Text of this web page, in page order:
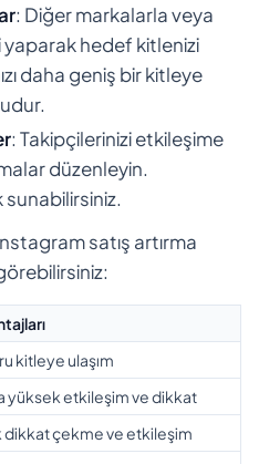
: Diğer markalarla veya
hedef kitlenizi
daha geniş bir kitleye
: Takipçilerinizi etkileşime
düzenleyin.
satış artırma
kitleye ulaşım
yüksek etkileşim ve dikkat
dikkat çekme ve etkileşim